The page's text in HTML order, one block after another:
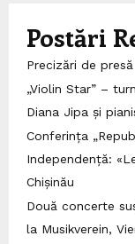
Postări
Precizări de presă
„Violin Star” –
Diana Jipa și
Conferința
Independență:
Chișinău
Două concerte
la Musikverein,